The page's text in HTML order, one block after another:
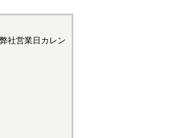
数字の前
離）の違
ねじより
B
社営業日カレン